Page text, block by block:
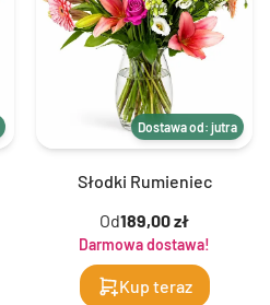
Dostawa od: jutra
Słodki Rumieniec
Od189,00 zł
Darmowa dostawa!
Kup teraz